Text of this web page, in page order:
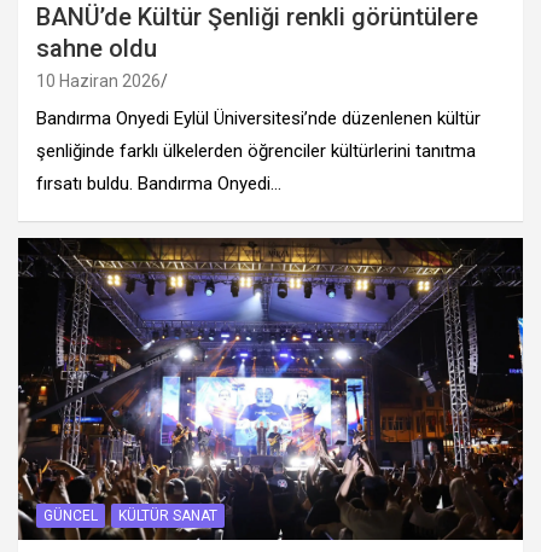
BANÜ’de Kültür Şenliği renkli görüntülere
sahne oldu
10 Haziran 2026
Bandırma Onyedi Eylül Üniversitesi’nde düzenlenen kültür
şenliğinde farklı ülkelerden öğrenciler kültürlerini tanıtma
fırsatı buldu. Bandırma Onyedi…
GÜNCEL KÜLTÜR SANAT